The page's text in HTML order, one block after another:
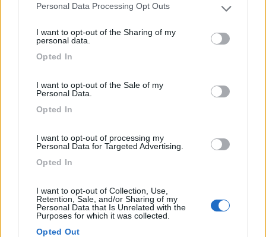
Please note that this website/app uses one or more Google
not limited to your visit or usage behaviour. You may click to
grant or deny consent to Google and its third-party tags to
use your data for below specified purposes in below Google
Personal Data Processing Opt Outs
I want to opt-out of the Sharing of my
personal data.
Opted In
I want to opt-out of the Sale of my
Personal Data.
Opted In
I want to opt-out of processing my
Personal Data for Targeted Advertising.
Opted In
I want to opt-out of Collection, Use,
Retention, Sale, and/or Sharing of my
Personal Data that Is Unrelated with the
Purposes for which it was collected.
Opted Out
Area sosta camper attrezzata su fondo erboso,
parzialment...
Follonica (GR) - 64.6km